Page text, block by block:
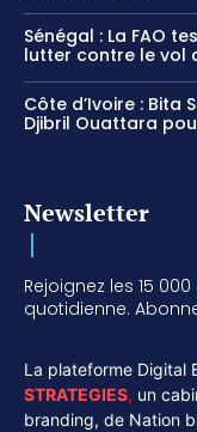
Sénégal : La FAO
lutter contre le vol
Côte d’Ivoire : Bita
Djibril Ouattara
Newsletter
Rejoignez les 15
quotidienne.
La plateforme Digital
STRATEGIES, un
branding, de Nation